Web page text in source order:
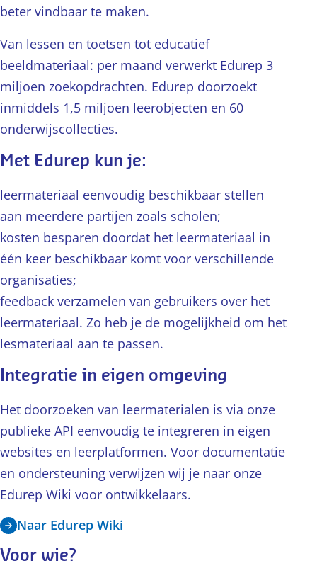
beter vindbaar te maken.
Van lessen en toetsen tot educatief
beeldmateriaal: per maand verwerkt Edurep 3
miljoen zoekopdrachten. Edurep doorzoekt
inmiddels 1,5 miljoen leerobjecten en 60
onderwijscollecties.
Met Edurep kun je:
leermateriaal eenvoudig beschikbaar stellen
aan meerdere partijen zoals scholen;
kosten besparen doordat het leermateriaal in
één keer beschikbaar komt voor verschillende
organisaties;
feedback verzamelen van gebruikers over het
leermateriaal. Zo heb je de mogelijkheid om het
lesmateriaal aan te passen.
Integratie in eigen omgeving
Het doorzoeken van leermaterialen is via onze
publieke API eenvoudig te integreren in eigen
websites en leerplatformen. Voor documentatie
en ondersteuning verwijzen wij je naar onze
Edurep Wiki voor ontwikkelaars.
Naar Edurep Wiki
Voor wie?